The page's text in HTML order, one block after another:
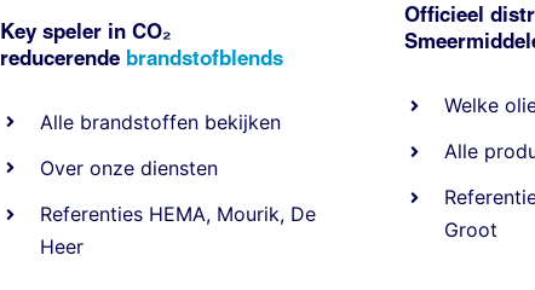
Key speler in CO₂
reducerende brandstofblends
Alle brandstoffen bekijken
Over onze diensten
Referenties HEMA, Mourik, De
Heer
Officieel
Welke
Alle
Groot